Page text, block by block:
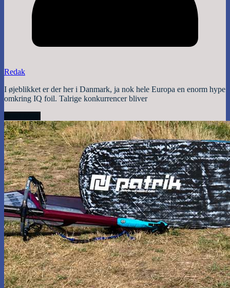
Redak
I øjeblikket er der her i Danmark, ja nok hele Europa en enorm hype
omkring IQ foil. Talrige konkurrencer bliver